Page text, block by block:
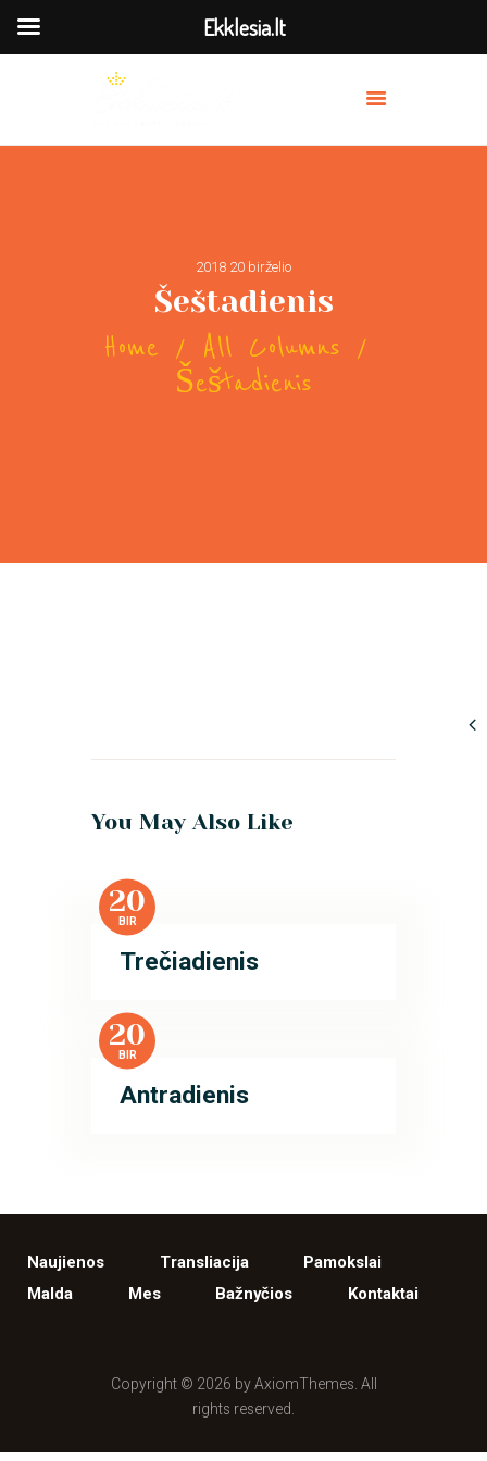
2018 20 birželio
Šeštadienis
Home
All Columns
Šeštadienis
OUR PREACHERS
SERVICES
You May Also Like
20
BIR
Trečiadienis
20
BIR
Antradienis
Naujienos Transliacija
Pamokslai
Malda
Mes Bažnyčios Kontaktai
Copyright © 2026 by AxiomThemes. All
rights reserved.
Ekklesia.lt